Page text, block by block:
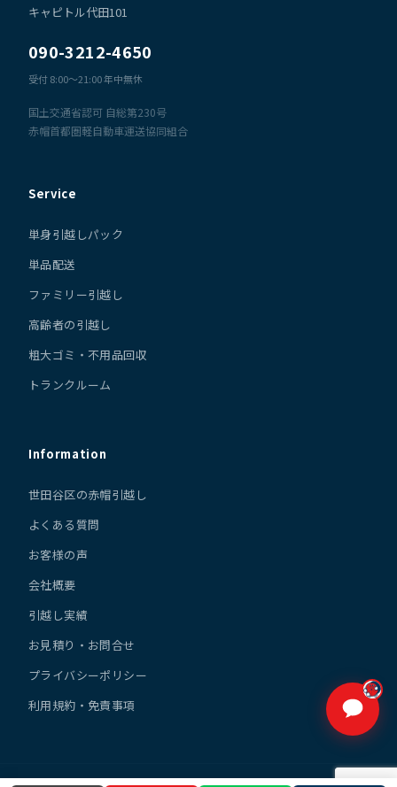
キャピトル代田101
090-3212-4650
受付 8:00〜21:00 年中無休
国土交通省認可 自総第230号
赤帽首都圏軽自動車運送協同組合
Service
単身引越しパック
単品配送
ファミリー引越し
高齢者の引越し
粗大ゴミ・不用品回収
トランクルーム
Information
世田谷区の赤帽引越し
よくある質問
お客様の声
会社概要
引越し実績
お見積り・お問合せ
プライバシーポリシー
利用規約・免責事項